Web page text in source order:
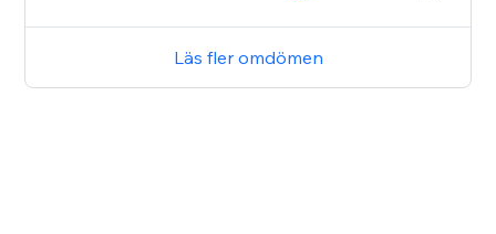
Läs fler omdömen